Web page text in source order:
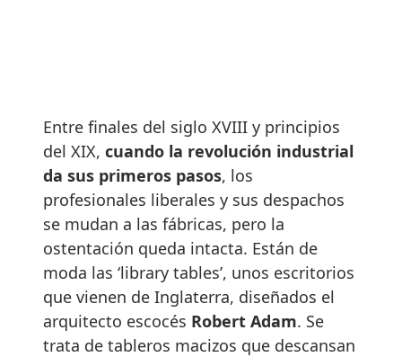
Entre finales del siglo XVIII y principios
del XIX, cuando la revolución industrial
da sus primeros pasos, los
profesionales liberales y sus despachos
se mudan a las fábricas, pero la
ostentación queda intacta. Están de
moda las ‘library tables’, unos escritorios
que vienen de Inglaterra, diseñados el
arquitecto escocés Robert Adam. Se
trata de tableros macizos que descansan